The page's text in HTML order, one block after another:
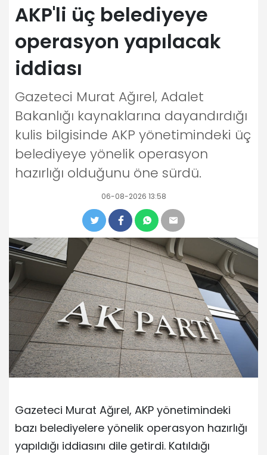
AKP'li üç belediyeye
operasyon yapılacak
iddiası
Gazeteci Murat Ağırel, Adalet
Bakanlığı kaynaklarına dayandırdığı
kulis bilgisinde AKP yönetimindeki üç
belediyeye yönelik operasyon
hazırlığı olduğunu öne sürdü.
06-08-2026 13:58
Gazeteci Murat Ağırel, AKP yönetimindeki
bazı belediyelere yönelik operasyon hazırlığı
yapıldığı iddiasını dile getirdi. Katıldığı